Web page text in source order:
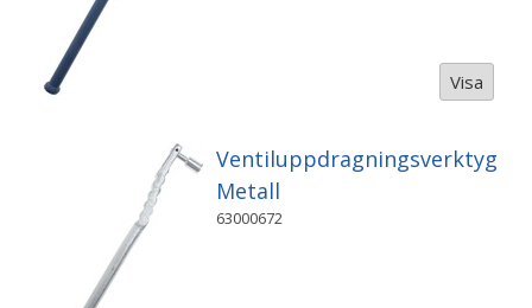
Visa
Ventiluppdragningsverktyg
Metall
63000672